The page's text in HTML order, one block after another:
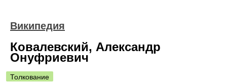
Википедия
Ковалевский, Александр
Онуфриевич
Толкование